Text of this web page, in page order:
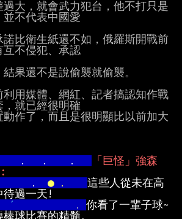
大，就會武力犯台，他不打只是
並不代表中國愛
比衛生紙還不如，俄羅斯開戰前
互不侵犯、承認
果還不是說偷襲就偷襲。
用媒體、網紅、記者搞認知作戰
就已經很明確
作了，而且是很明顯比以前加大
.   .    .
「巨怪」強森
.
● . 這些人從未在高
ˊ
           .
你看了一輩子球~